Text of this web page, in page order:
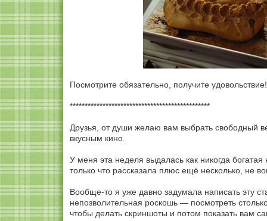
Посмотрите обязательно, получите удовольствие!
***********************************************
Друзья, от души желаю вам выбрать свободный
вкусным кино.
У меня эта неделя выдалась как никогда
только что рассказала плюс ещё несколько, не
Вообще-то я уже давно задумала написать эту
непозволительная роскошь — посмотреть
чтобы делать скриншоты и потом показать вам